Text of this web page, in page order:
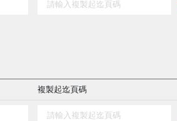
複製起迄頁碼